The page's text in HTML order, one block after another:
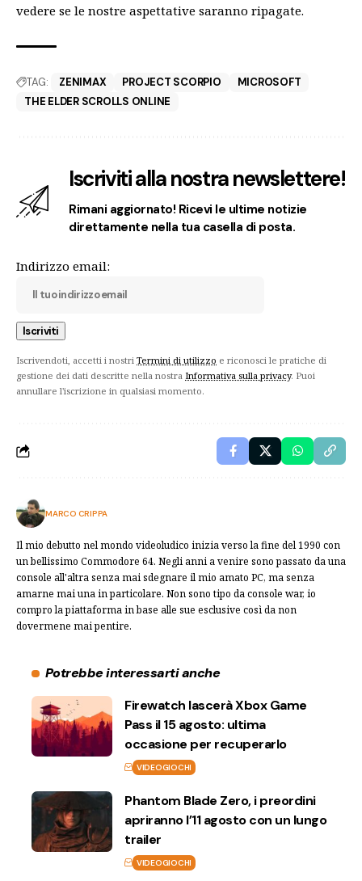
vedere se le nostre aspettative saranno ripagate.
TAG: ZENIMAX PROJECT SCORPIO
MICROSOFT
THE ELDER SCROLLS ONLINE
Iscriviti alla nostra newslettere!
Rimani aggiornato! Ricevi le ultime notizie
direttamente nella tua casella di posta.
Indirizzo email:
Iscrivendoti, accetti i nostri Termini di utilizzo e riconosci le pratiche di
gestione dei dati descritte nella nostra Informativa sulla privacy. Puoi
annullare l'iscrizione in qualsiasi momento.
MARCO CRIPPA
Il mio debutto nel mondo videoludico inizia verso la fine del 1990 con
un bellissimo Commodore 64. Negli anni a venire sono passato da una
console all'altra senza mai sdegnare il mio amato PC, ma senza
amarne mai una in particolare. Non sono tipo da console war, io
compro la piattaforma in base alle sue esclusive così da non
dovermene mai pentire.
Potrebbe interessarti anche
Firewatch lascerà Xbox Game
Pass il 15 agosto: ultima
occasione per recuperarlo
VIDEOGIOCHI
Phantom Blade Zero, i preordini
apriranno l’11 agosto con un lungo
trailer
VIDEOGIOCHI